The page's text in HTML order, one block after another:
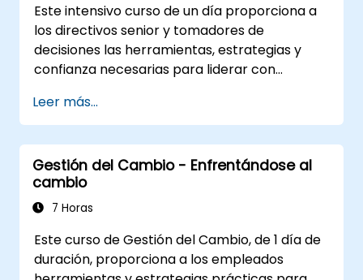
Este intensivo curso de un día proporciona a
los directivos senior y tomadores de
decisiones las herramientas, estrategias y
confianza necesarias para liderar con
organizacional. Aborda tanto el aspecto
técnico como el humano del cambio,
asegurando que los participantes puedan
gestionar la resistencia, inspirar el
compromiso y lograr una transformación
sostenible. Al combinar teoría, estudios de
participantes se llevarán un plan claro para
iniciar, gestionar e incorporar el cambio
Leer más...
Gestión del Cambio - Enfrentándose al
cambio
7 Horas
Este curso de Gestión del Cambio, de 1 día de
duración, proporciona a los empleados